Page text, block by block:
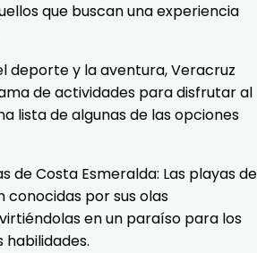
que buscan una experiencia
deporte y la aventura, Veracruz
de actividades para disfrutar al
lista de algunas de las opciones
de Costa Esmeralda: Las playas de
conocidas por sus olas
en un paraíso para los
habilidades.